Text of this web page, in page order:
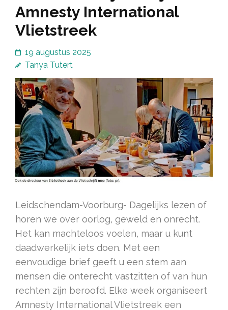
Amnesty International
Vlietstreek
19 augustus 2025
Tanya Tutert
Leidschendam-Voorburg- Dagelijks lezen of
horen we over oorlog, geweld en onrecht.
Het kan machteloos voelen, maar u kunt
daadwerkelijk iets doen. Met een
eenvoudige brief geeft u een stem aan
mensen die onterecht vastzitten of van hun
rechten zijn beroofd. Elke week organiseert
Amnesty International Vlietstreek een